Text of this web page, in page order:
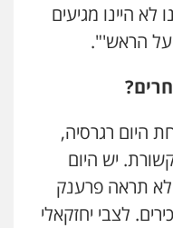
היינו מגיעים
על הראש'".
היום רגרסיה,
יש היום
תראה פרענק
לצבי יחזקאלי